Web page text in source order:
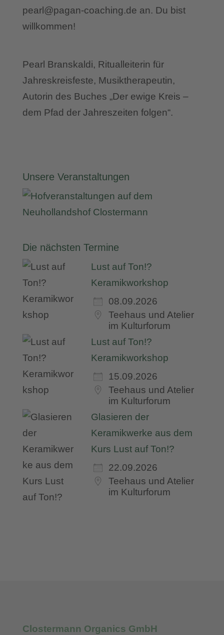
pearl@pagan-coaching.de an. Du bist
willkommen!
Pearl Branskaldi, Ritualleiterin für
Jahreskreisfeste, Musiktherapeutin,
Autorin des Buches „Der ewige Kreis –
dem Pfad der Jahreszeiten folgen“.
Unsere Veranstaltungen
Die nächsten Termine
Lust auf Ton!?
Keramikworkshop
08.09.2026
Teehaus und Atelier
im Kulturforum
Lust auf Ton!?
Keramikworkshop
15.09.2026
Teehaus und Atelier
im Kulturforum
Glasieren der
Keramikwerke aus dem
Kurs Lust auf Ton!?
22.09.2026
Teehaus und Atelier
im Kulturforum
Clostermann Organics GmbH